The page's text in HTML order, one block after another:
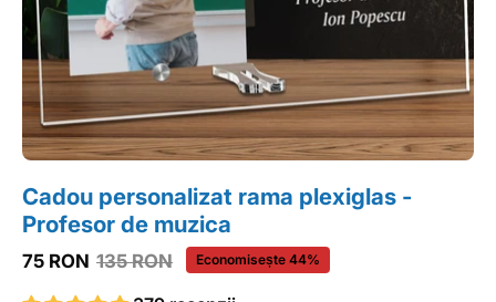
Cadou personalizat rama plexiglas -
Profesor de muzica
75 RON 135 RON Economisește 44%